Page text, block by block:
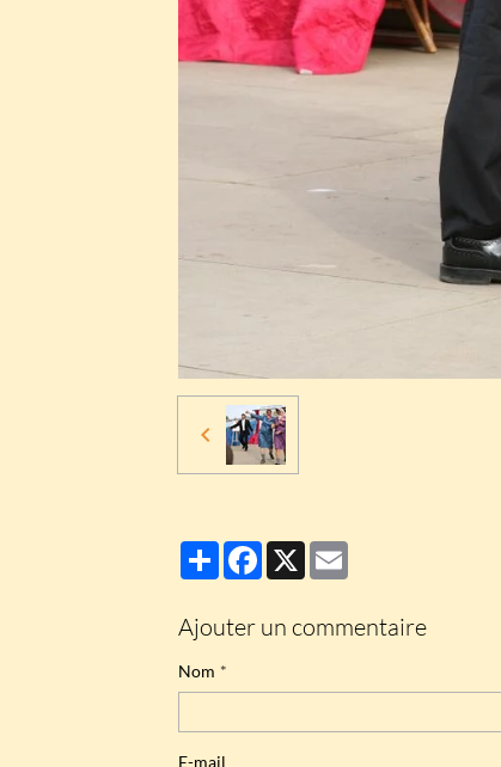
PartagerFacebook
X
Ajouter un commentaire
Nom
E-mail